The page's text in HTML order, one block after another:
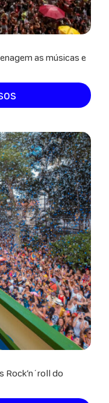
as músicas e
Rock’n´roll do